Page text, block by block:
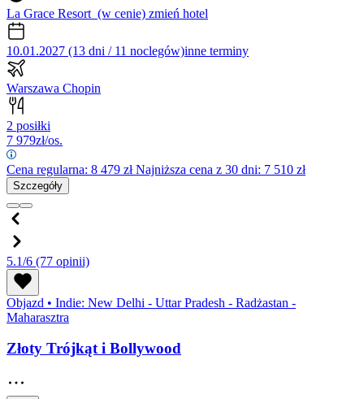
La Grace Resort (w cenie) zmień hotel
10.01.2027 (13 dni / 11 noclegów)inne terminy
Warszawa Chopin
2 posiłki
7 979zł/os.
Cena regularna: 8 479 złNajniższa cena z 30 dni: 7 510 zł
Szczegóły
5.1/6 (77 opinii)
Objazd • Indie: New Delhi - Uttar Pradesh - Radżastan -
Maharasztra
Złoty Trójkąt i Bollywood